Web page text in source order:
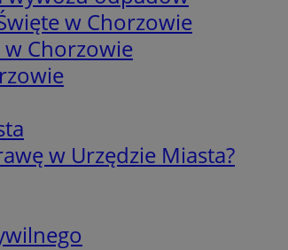
w Chorzowie
w Chorzowie
w Urzędzie Miasta?